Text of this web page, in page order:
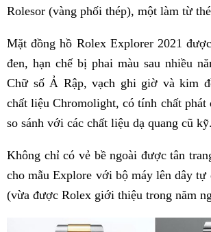
Rolesor (vàng phối thép), một làm từ
Mặt đồng hồ Rolex Explorer 2021
đen, hạn chế bị phai màu sau nhiều
Chữ số Ả Rập, vạch ghi giờ và kim
chất liệu Chromolight, có tính chất phát
so sánh với các chất liệu dạ quang cũ kỹ.
Không chỉ có vẻ bề ngoài được tân
cho mẫu Explore với bộ máy lên dây tự
(vừa được Rolex giới thiệu trong năm